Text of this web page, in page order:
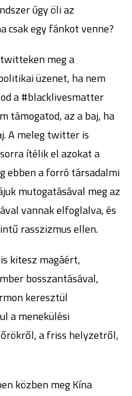
úgy öli az
csak egy fánkot venne?
twitteken meg a
üzenet, ha nem
a #blacklivesmatter
támogatod, az a baj, ha
A meleg twitter is
ítélik el azokat a
ebben a forró társadalmi
mutogatásával meg az
vannak elfoglalva, és
rasszizmus ellen.
kitesz magáért,
bosszantásával,
keresztül
a menekülési
a friss helyzetről,
közben meg Kína